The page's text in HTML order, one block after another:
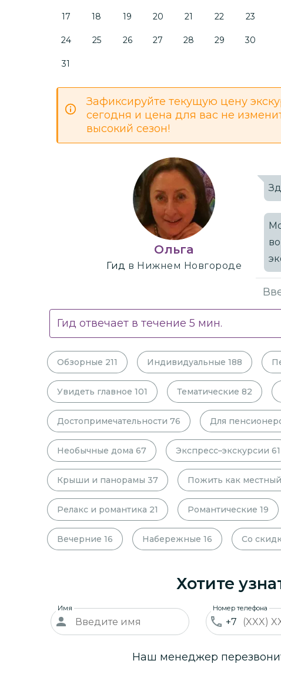
17 18 19 20 21 22 23
24 25 26 27 28 29 30
31
Зафиксируйте текущую цену
сегодня и цена для вас не
высокий сезон!
Ольга
Гид в Нижнем Новгороде
Гид отвечает в течение 5 мин.
Обзорные 211 Индивидуальные 188
Увидеть главное 101 Тематические 82
Достопримечательности 76 Для
Необычные дома 67 Экспресс–экскурсии 61
Крыши и панорамы 37 Пожить как местный
Релакс и романтика 21 Романтические 19
Вечерние 16 Набережные 16 Со
Хотите
Имя
+7
Номер телефона
Наш менеджер